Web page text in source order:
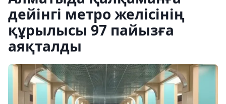
дейінгі метро желісінің
құрылысы 97 пайызға
аяқталды